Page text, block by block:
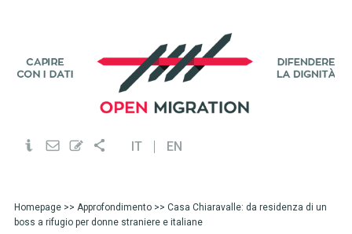
IT EN
Homepage>> Approfondimento>> Casa Chiaravalle: da residenza di un
boss a rifugio per donne straniere e italiane